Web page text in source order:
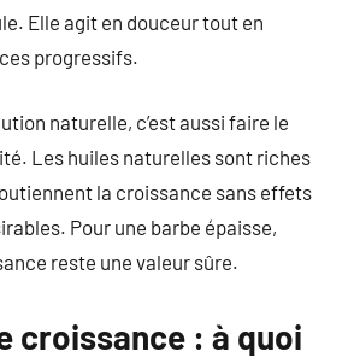
Elle agit en douceur tout en
progressifs.
naturelle, c’est aussi faire le
Les huiles naturelles sont riches
la croissance sans effets
Pour une barbe épaisse,
reste une valeur sûre.
croissance : à quoi